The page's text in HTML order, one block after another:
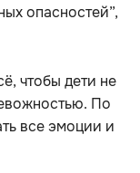
опасностей”,
чтобы дети не
По
все эмоции и